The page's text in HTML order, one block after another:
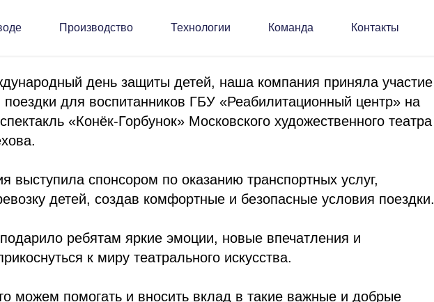
день защиты детей, наша компания приняла участие
поездки для воспитанников ГБУ «Реабилитационный центр» на
«Конёк-Горбунок» Московского художественного театра
выступила спонсором по оказанию транспортных услуг,
детей, создав комфортные и безопасные условия поездки.
ребятам яркие эмоции, новые впечатления и
к миру театрального искусства.
можем помогать и вносить вклад в такие важные и добрые
Производство Технологии Команда Контакты